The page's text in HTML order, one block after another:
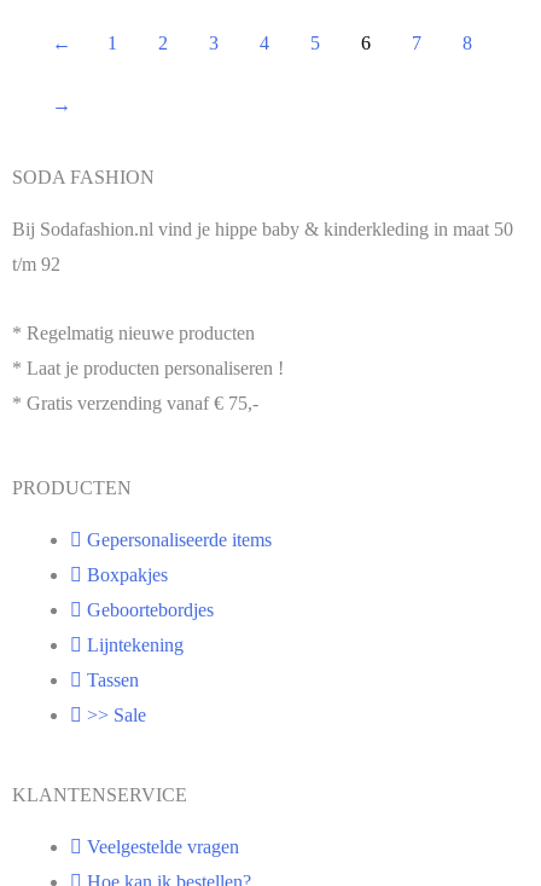
← 1 2 3 4 5 6 7 8
→
SODA FASHION
Bij Sodafashion.nl vind je hippe baby & kinderkleding in maat 50
t/m 92
* Regelmatig nieuwe producten
* Laat je producten personaliseren !
* Gratis verzending vanaf € 75,-
PRODUCTEN
Gepersonaliseerde items
Boxpakjes
Geboortebordjes
Lijntekening
Tassen
>> Sale
KLANTENSERVICE
Veelgestelde vragen
Hoe kan ik bestellen?